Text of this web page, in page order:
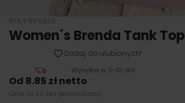
ROLY RY6535
Women´s Brenda Tank Top
Dodaj do ulubionych!
Wysyłka w 3-10 dni
Od 8.85 zł netto
Cena za szt bez personalizacji